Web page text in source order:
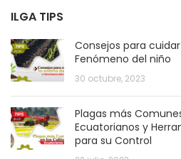
ILGA TIPS
Consejos para
Fenómeno del niño
30 octubre, 2023
Plagas más
Ecuatorianos y
para su Control